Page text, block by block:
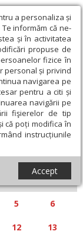
a personaliza și
informăm că ne-
și în activitatea
propuse de
fizice în
personal și privind
navigarea pe
pentru a citi și
navigării pe
fişierelor de tip
că poți modifica în
instrucțiunile
Accept
»
S D
5 6
12 13